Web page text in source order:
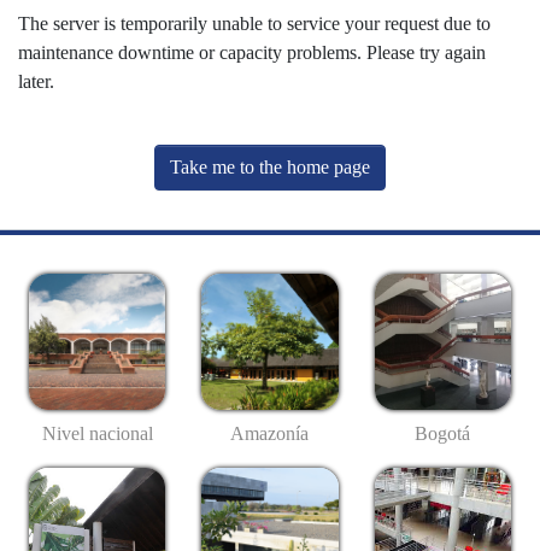
The server is temporarily unable to service your request due to
maintenance downtime or capacity problems. Please try again
later.
Take me to the home page
Nivel nacional Amazonía Bogotá